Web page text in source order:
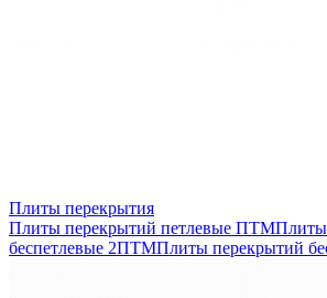
Плиты перекрытия
Плиты перекрытий петлевые ПТМПлиты
беспетлевые 2ПТМПлиты перекрытий